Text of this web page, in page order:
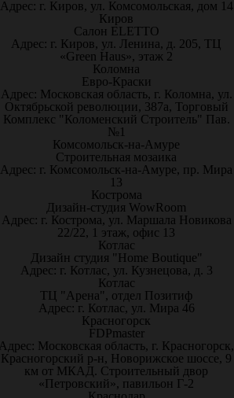
Адрес: г. Киров, ул. Комсомольская, дом 14
Киров
Салон ELETTO
Адрес: г. Киров, ул. Ленина, д. 205, ТЦ
«Green Haus», этаж 2
Коломна
Евро-Краски
Адрес: Московская область, г. Коломна, ул.
Октябрьской революции, 387а, Торговый
Комплекс "Коломенский Строитель" Пав.
№1
Комсомольск-на-Амуре
Строительная мозаика
Адрес: г. Комсомольск-на-Амуре, пр. Мира
13
Кострома
Дизайн-студия WowRoom
Адрес: г. Кострома, ул. Маршала Новикова
22/22, 1 этаж, офис 13
Котлас
Дизайн студия "Home Boutique"
Адрес: г. Котлас, ул. Кузнецова, д. 3
Котлас
ТЦ "Арена", отдел Позитиф
Адрес: г. Котлас, ул. Мира 46
Красногорск
FDPmaster
Московская область, г. Красногорск,
Красногорский р-н, Новорижское шоссе, 9
км от МКАД. Строительный двор
«Петровский», павильон Г-2